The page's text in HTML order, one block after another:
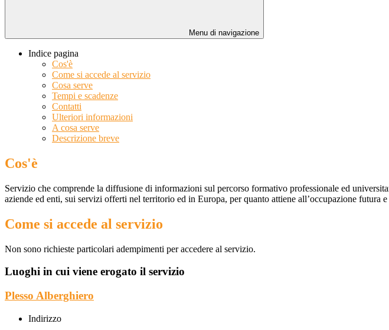
Menu di navigazione
Indice pagina
Cos'è
Come si accede al servizio
Cosa serve
Tempi e scadenze
Contatti
Ulteriori informazioni
A cosa serve
Descrizione breve
Cos'è
Servizio che comprende la diffusione di informazioni sul percorso formativo professionale ed
aziende ed enti, sui servizi offerti nel territorio ed in Europa, per quanto attiene all’occupazione futura
Come si accede al servizio
Non sono richieste particolari adempimenti per accedere al servizio.
Luoghi in cui viene erogato il servizio
Plesso Alberghiero
Indirizzo